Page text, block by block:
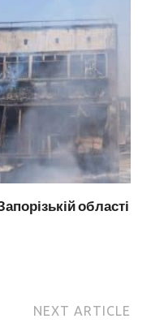
області
NEXT ARTICLE